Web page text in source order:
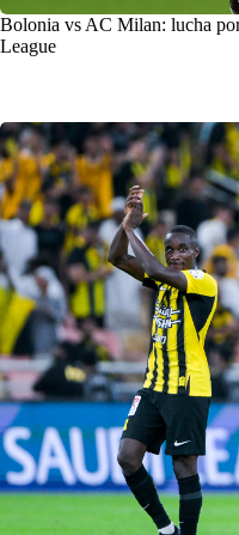
Bolonia vs AC Milan: lucha
League